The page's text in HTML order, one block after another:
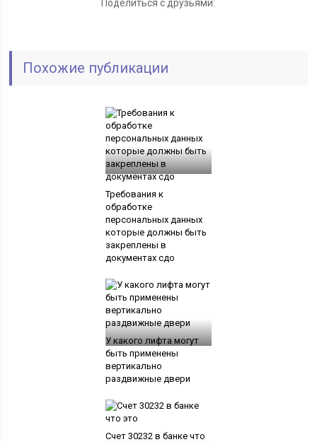
Поделиться с друзьями:
Похожие публикации
Требования к
обработке
персональных данных
которые должны быть
закреплены в
документах сдо
У какого лифта могут
быть применены
вертикально
раздвижные двери
Счет 30232 в банке что